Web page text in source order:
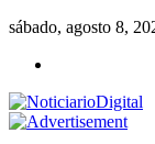
sábado, agosto 8,